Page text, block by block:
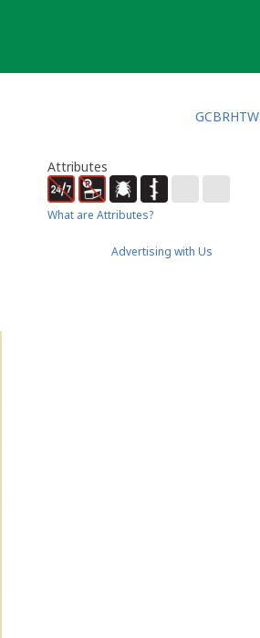
GCBRHTW
Attributes
What are Attributes?
Advertising with Us